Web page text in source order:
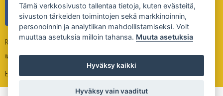
Palveleva verkkokauppa:
www.suojanpro.fi
Evästeasetukset
Tämä verkkosivusto tallentaa tietoja, kuten evästeitä,
sivuston tärkeiden toimintojen sekä markkinoinnin,
personoinnin ja analytiikan mahdollistamiseksi. Voit
muuttaa asetuksia milloin tahansa. Muuta asetuksia
Hyväksy kaikki
Hyväksy vain vaaditut